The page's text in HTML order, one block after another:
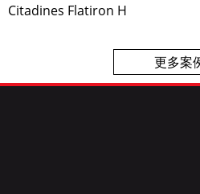
Citadines Flatiron H
更多案